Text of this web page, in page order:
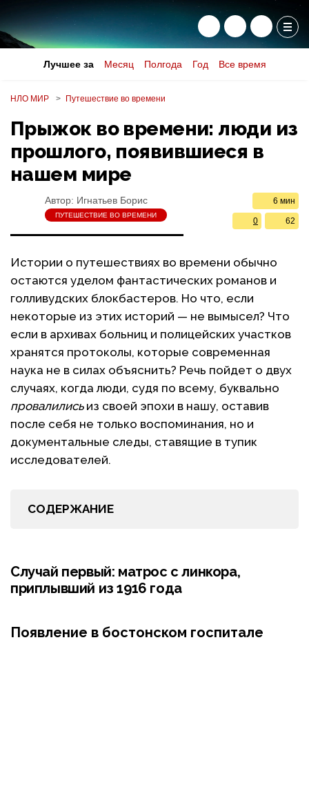
Лучшее за Месяц Полгода Год Все время
НЛО МИР Путешествие во времени
Прыжок во времени: люди из
прошлого, появившиеся в
нашем мире
Автор: Игнатьев Борис
ПУТЕШЕСТВИЕ ВО ВРЕМЕНИ
6 мин
62
0
Истории о путешествиях во времени обычно
остаются уделом фантастических романов и
голливудских блокбастеров. Но что, если
некоторые из этих историй — не вымысел? Что
если в архивах больниц и полицейских участков
хранятся протоколы, которые современная
наука не в силах объяснить? Речь пойдет о двух
случаях, когда люди, судя по всему, буквально
провалилисьиз своей эпохи в нашу, оставив
после себя не только воспоминания, но и
документальные следы, ставящие в тупик
исследователей.
СОДЕРЖАНИЕ
Случай первый: матрос с линкора,
приплывший из 1916 года
Появление в бостонском госпитале